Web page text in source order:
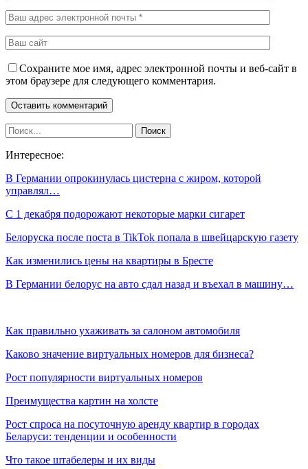
Сохраните мое имя, адрес электронной почты и веб-сайт в
этом браузере для следующего комментария.
Интересное:
В Германии опрокинулась цистерна с жиром, которой
управлял…
С 1 декабря подорожают некоторые марки сигарет
Белоруска после поста в TikTok попала в швейцарскую газету
Как изменились цены на квартиры в Бресте
В Германии белорус на авто сдал назад и въехал в машину…
Как правильно ухаживать за салоном автомобиля
Каково значение виртуальных номеров для бизнеса?
Рост популярности виртуальных номеров
Преимущества картин на холсте
Рост спроса на посуточную аренду квартир в городах
Беларуси: тенденции и особенности
Что такое штабелеры и их виды